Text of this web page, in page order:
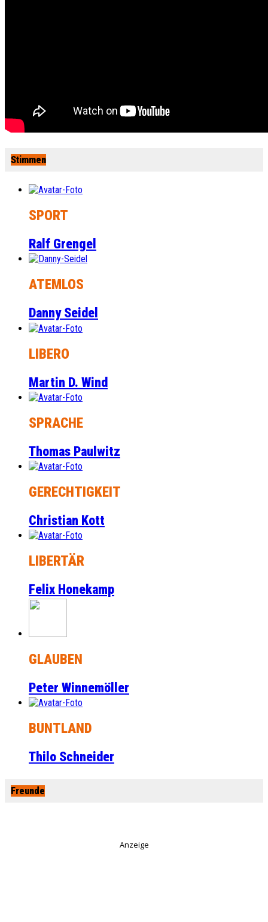
Stimmen
SPORT
Ralf Grengel
ATEMLOS
Danny Seidel
LIBERO
Martin D. Wind
SPRACHE
Thomas Paulwitz
GERECHTIGKEIT
Christian Kott
LIBERTÄR
Felix Honekamp
GLAUBEN
Peter Winnemöller
BUNTLAND
Thilo Schneider
Freunde
Anzeige